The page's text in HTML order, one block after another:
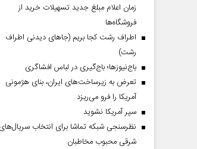
زمان اعلام مبلغ جدید تسهیلات خرید از
فروشگاه‌ها
اطراف رشت کجا بریم (جاهای دیدنی اطراف
رشت)
باج‌نیوزها؛ باج‌گیری در لباس افشاگری
تعرض به زیرساخت‌های ایران، بنای هژمونی
آمریکا را فرو می‌ریزد
سپر آمریکا نشوید
نظرسنجی شبکه تماشا برای انتخاب سریال‌های
شرقی محبوب مخاطبان